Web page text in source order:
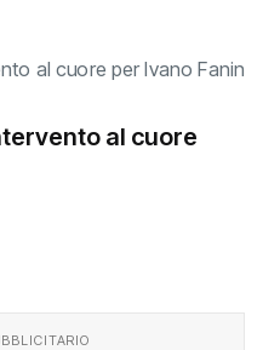
al cuore